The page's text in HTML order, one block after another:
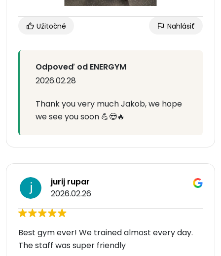
Užitočné Nahlásiť
Odpoveď od ENERGYM
2026.02.28
Thank you very much Jakob, we hope
we see you soon 💪😎🔥
jurij rupar
2026.02.26
Best gym ever! We trained almost every day.
The staff was super friendly